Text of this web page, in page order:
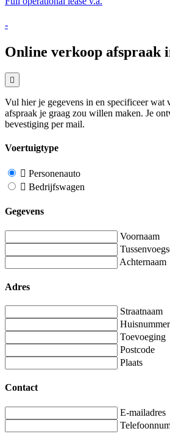
-
Online verkoop afspraak
Vul hier je gegevens in en specificeer wat
afspraak je graag zou willen maken. Je
bevestiging per mail.
Voertuigtype
Personenauto
Bedrijfswagen
Gegevens
Voornaam
Achternaam
Adres
Straatnaam
Huisnummer
Toevoeging
Postcode
Plaats
Contact
E-mailadres